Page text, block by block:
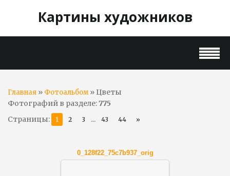
Картины художников
Главная » Фотоальбом» Цветы
Фотографий в разделе:775
Страницы: 1 2 3 ... 43 44 »
0_128f22_75c7b937_orig